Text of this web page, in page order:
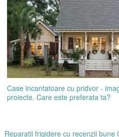
Case incantatoare cu pridvor -
proiecte. Care este preferata ta?
Reparatii frigidere cu recenzii bune